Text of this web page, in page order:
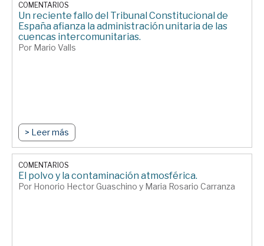
COMENTARIOS
Un reciente fallo del Tribunal Constitucional de
España afianza la administración unitaria de las
cuencas intercomunitarias.
Por Mario Valls
> Leer más
COMENTARIOS
El polvo y la contaminación atmosférica.
Por Honorio Hector Guaschino y Maria Rosario Carranza